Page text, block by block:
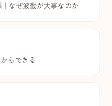
なぜ波動が大事なのか
らできる